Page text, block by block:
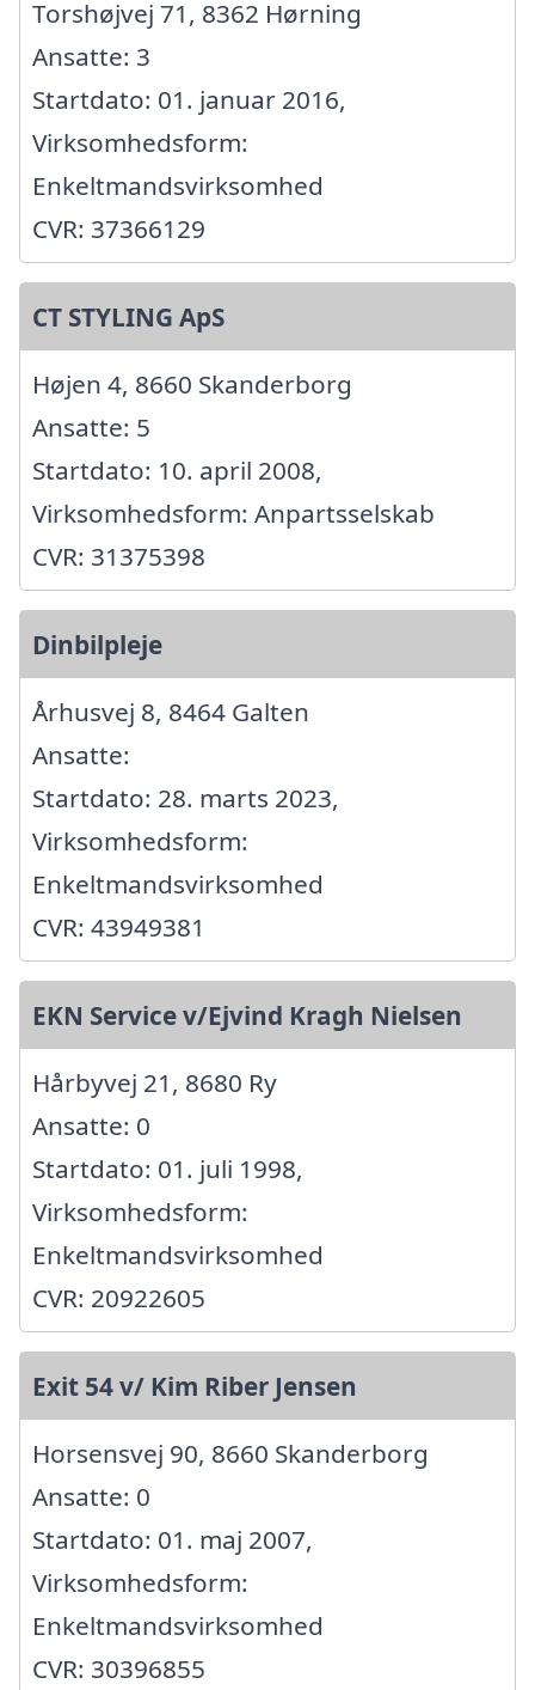
Torshøjvej 71, 8362 Hørning
Ansatte: 3
Startdato: 01. januar 2016,
Virksomhedsform:
Enkeltmandsvirksomhed
CVR: 37366129
CT STYLING ApS
Højen 4, 8660 Skanderborg
Ansatte: 5
Startdato: 10. april 2008,
Virksomhedsform: Anpartsselskab
CVR: 31375398
Dinbilpleje
Århusvej 8, 8464 Galten
Ansatte:
Startdato: 28. marts 2023,
Virksomhedsform:
Enkeltmandsvirksomhed
CVR: 43949381
EKN Service v/Ejvind Kragh Nielsen
Hårbyvej 21, 8680 Ry
Ansatte: 0
Startdato: 01. juli 1998,
Virksomhedsform:
Enkeltmandsvirksomhed
CVR: 20922605
Exit 54 v/ Kim Riber Jensen
Horsensvej 90, 8660 Skanderborg
Ansatte: 0
Startdato: 01. maj 2007,
Virksomhedsform:
Enkeltmandsvirksomhed
CVR: 30396855